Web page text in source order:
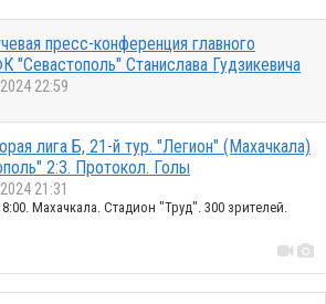
пресс-конференция главного
"Севастополь" Станислава Гудзикевича
22:59
лига Б, 21-й тур. "Легион" (Махачкала)
2:3. Протокол. Голы
21:31
Махачкала. Стадион "Труд". 300 зрителей.